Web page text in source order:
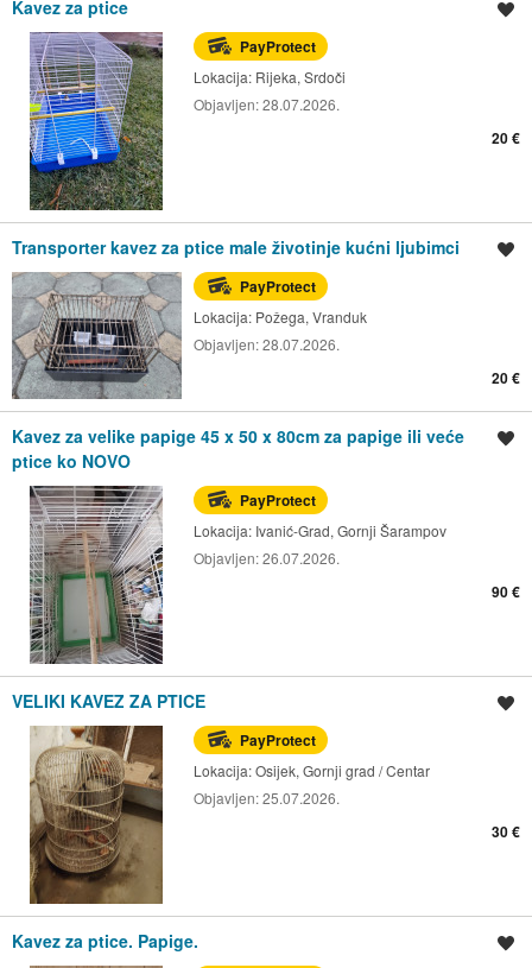
Kavez za ptice
PayProtect
Lokacija: Rijeka, Srdoči
Objavljen:28.07.2026.
20 €
Transporter kavez za ptice male životinje kućni ljubimci
PayProtect
Lokacija: Požega, Vranduk
Objavljen:28.07.2026.
20 €
Kavez za velike papige 45 x 50 x 80cm za papige ili veće
ptice ko NOVO
PayProtect
Lokacija: Ivanić-Grad, Gornji Šarampov
Objavljen:26.07.2026.
90 €
VELIKI KAVEZ ZA PTICE
PayProtect
Lokacija:Osijek, Gornji grad / Centar
Objavljen:25.07.2026.
30 €
Kavez za ptice. Papige.